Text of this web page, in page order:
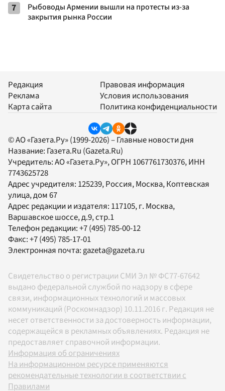
7
Рыбоводы Армении вышли на протесты из-за
закрытия рынка России
Редакция
Реклама
Карта сайта
Правовая информация
Условия использования
Политика конфиденциальности
© АО «Газета.Ру» (1999-2026) – Главные новости дня
Название: Газета.Ru (Gazeta.Ru)
Учредитель:АО «Газета.Ру», ОГРН 1067761730376, ИНН
7743625728
Адрес учредителя: 125239, Россия, Москва, Коптевская
улица, дом 67
Адрес редакции и издателя: 117105, г. Москва,
Варшавское шоссе, д.9, стр.1
Телефон редакции:+7 (495) 785-00-12
Факс:+7 (495) 785-17-01
Электронная почта:gazeta@gazeta.ru
Свидетельство о регистрации СМИ Эл № ФС77-67642
выдано федеральной службой по надзору в сфере
связи, информационных технологий и массовых
коммуникаций (Роскомнадзор) 10.11.2016 г. Редакция не
несет ответственности за достоверность информации,
содержащейся в рекламных объявлениях. Редакция не
предоставляет справочной информации.
Информация об ограничениях
На информационном ресурсе применяются
рекомендательные технологии в соответствии с
Правилами